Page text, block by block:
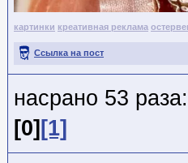
картинки креативная реклама
Ссылка на пост
насрано 53 раза:
[0] [1]